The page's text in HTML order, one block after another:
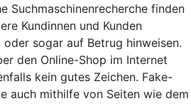
Suchmaschinenrecherche finden
Kundinnen und Kunden
sogar auf Betrug hinweisen.
den Online-Shop im Internet
kein gutes Zeichen. Fake-
auch mithilfe von Seiten wie dem